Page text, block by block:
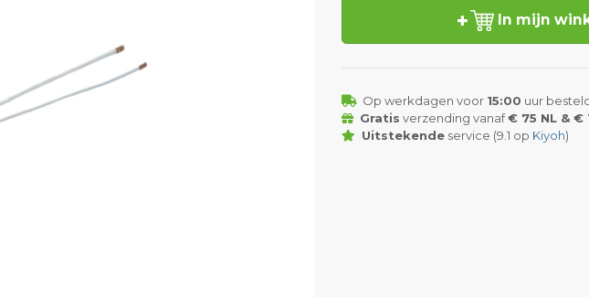
In mijn
Op werkdagen voor 15:00 uur
Gratis verzending vanaf€ 75 NL & €
Uitstekendeservice (9.1 op Kiyoh)